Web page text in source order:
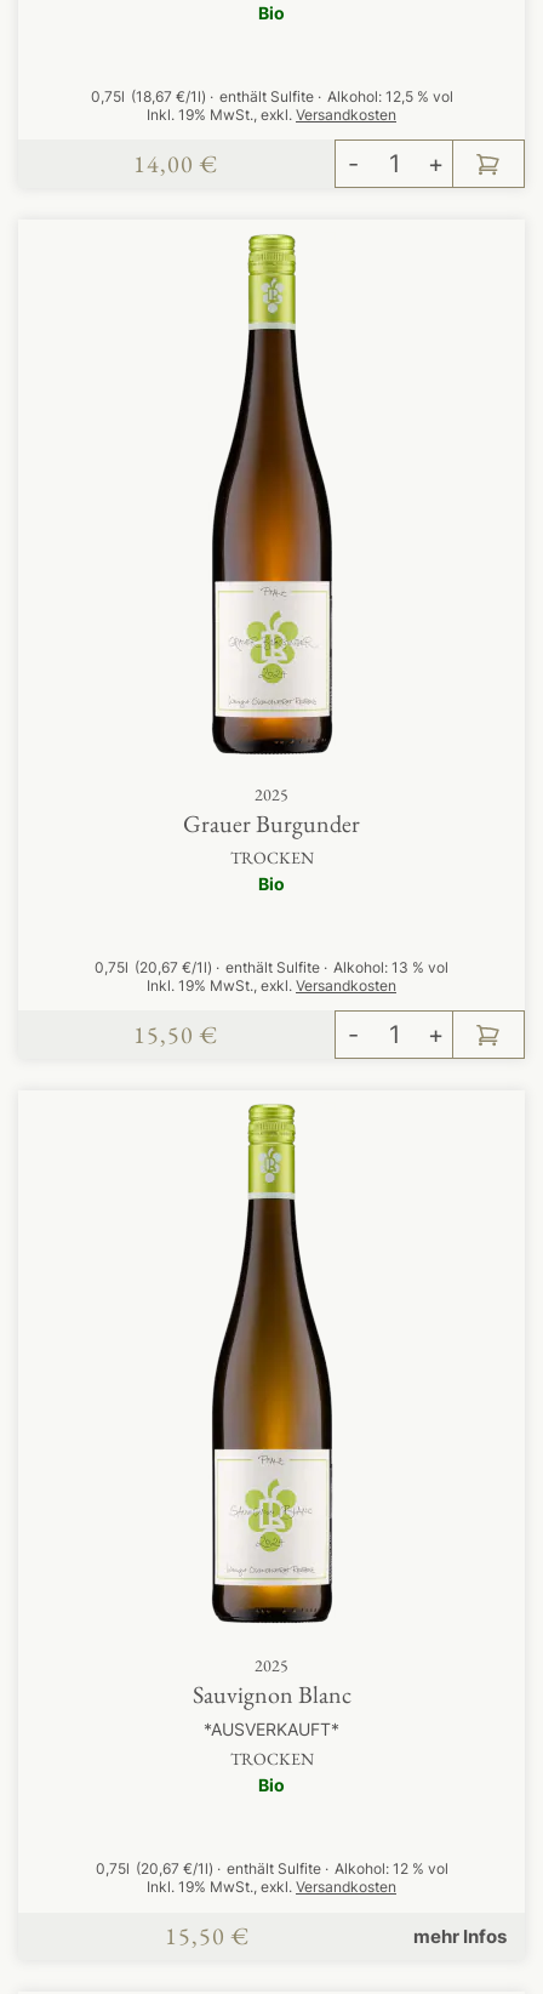
Bio
0,75l (18,67 €/1l) enthält Sulfite Alkohol: 12,5 % vol
14,00 €
Inkl. 19% MwSt. exkl. Versandkosten
- +
2025
Grauer Burgunder
TROCKEN
Bio
0,75l (20,67 €/1l) enthält Sulfite Alkohol: 13 % vol
15,50 €
Inkl. 19% MwSt., exkl. Versandkosten
- +
2025
Sauvignon Blanc
*AUSVERKAUFT*
TROCKEN
Bio
0,75l (20,67 €/1l) enthält Sulfite Alkohol: 12 % vol
15,50 €
Inkl. 19% MwSt., exkl. Versandkosten
mehr Infos